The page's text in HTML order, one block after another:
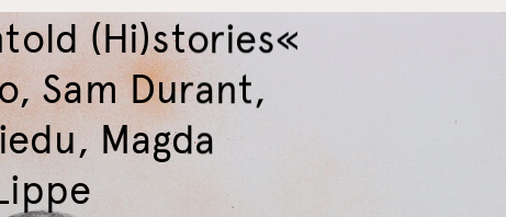
(Hi)stories«
Sam Durant,
Magda